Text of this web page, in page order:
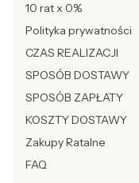
10 rat x 0%
Polityka prywatności
CZAS REALIZACJI
SPOSÓB DOSTAWY
SPOSÓB ZAPŁATY
KOSZTY DOSTAWY
Zakupy Ratalne
FAQ